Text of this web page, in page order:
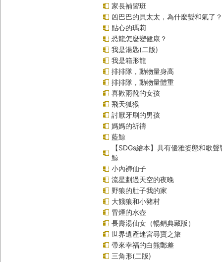
家長補習班
凶巴巴的貝太太，為什麼變和氣了？
貼心的瑪莉
恐龍怎麼變健康？
我是湯匙(二版)
我是箱形龍
排排隊，動物量身高
排排隊，動物量體重
喜歡雨靴的女孩
飛天狐猴
討厭牙刷的男孩
媽媽的祈禱
藍鯨
【SDGs繪本】具有優雅姿態和歌
鯨
小內褲仙子
流星劃過天空的夜晚
野狼的肚子我的家
大餓狼和小豬村
冒煙的水壺
長壽湯仙女（暢銷典藏版）
世界遺產迷宮尋寶之旅
帶來幸福的白熊郵差
三角形(二版)